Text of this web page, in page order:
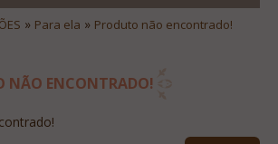
Minha Conta
Site Institucional
Lista De Desejos
» Para ela » Produto não encontrado!
NÃO ENCONTRADO!